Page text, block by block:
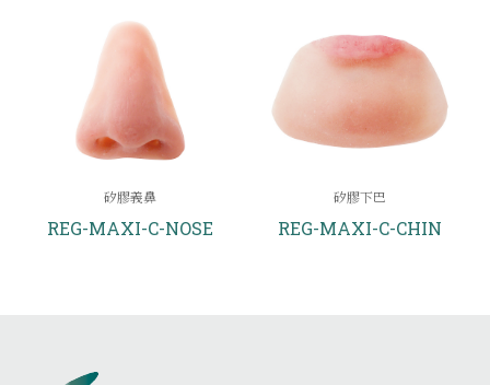
矽膠義鼻
REG-MAXI-C-NOSE
矽膠下巴
REG-MAXI-C-CHIN